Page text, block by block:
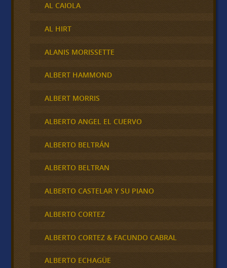
AL CAIOLA
AL HIRT
ALANIS MORISSETTE
ALBERT HAMMOND
ALBERT MORRIS
ALBERTO ANGEL EL CUERVO
ALBERTO BELTRÁN
ALBERTO BELTRAN
ALBERTO CASTELAR Y SU PIANO
ALBERTO CORTEZ
ALBERTO CORTEZ & FACUNDO CABRAL
ALBERTO ECHAGÜE